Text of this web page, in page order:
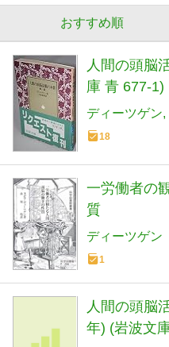
おすすめ順
人間の頭脳
庫 青 677-1)
ディーツゲン
18
一労働者の
質
ディーツゲン
1
人間の頭脳
年) (岩波文